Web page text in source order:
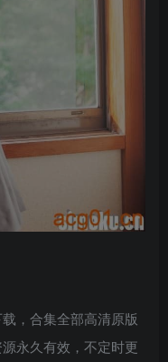
，合集全部高清原版
永久有效，不定时更